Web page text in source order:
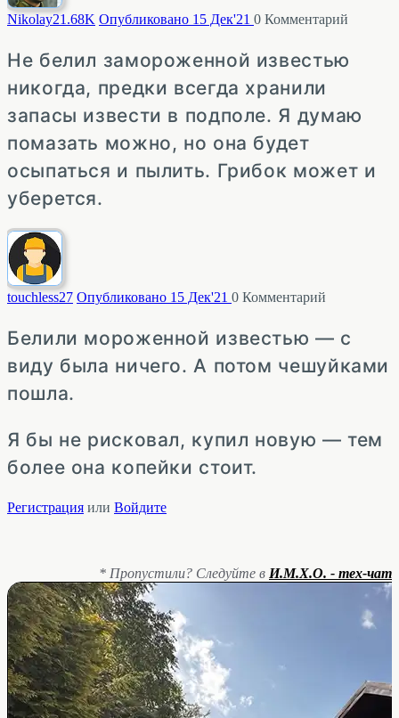
Nikolay21.68K Опубликовано 15 Дек'21 0 Комментарий
Не белил замороженной известью
никогда, предки всегда хранили
запасы извести в подполе. Я думаю
помазать можно, но она будет
осыпаться и пылить. Грибок может и
уберется.
touchless27 Опубликовано 15 Дек'21 0 Комментарий
Белили мороженной известью — с
виду была ничего. А потом чешуйками
пошла.
Я бы не рисковал, купил новую — тем
более она копейки стоит.
Регистрация или Войдите
* Пропустили? Следуйте в И.М.Х.О. - тех-чат